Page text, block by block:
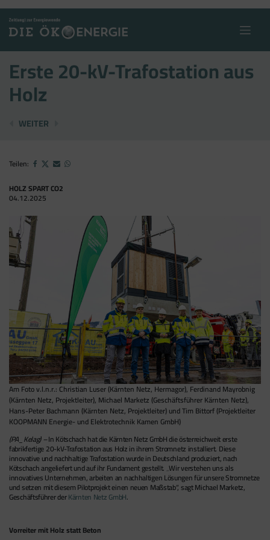
content
Erste 20-kV-Trafostation aus
Holz
ENERGIE-ENQUETE IM LANDHAUS
WEITER
Teilen:
HOLZ SPART CO2
04.12.2025
Am Foto v.l.n.r.: Christian Luser (Kärnten Netz, Hermagor), Ferdinand Mayrobnig
(Kärnten Netz, Projektleiter), Michael Marketz (Geschäftsführer Kärnten Netz),
Hans-Peter Bachmann (Kärnten Netz, Projektleiter) und Tim Bittorf (Projektleiter
KOOPMANN Energie- und Elektrotechnik Kamen GmbH)
(PA_Kelag) –In Kötschach hat die Kärnten Netz GmbH die österreichweit erste
fabrikfertige 20-kV-Trafostation aus Holz in ihrem Stromnetz installiert. Diese
innovative und nachhaltige Trafostation wurde in Deutschland produziert, nach
Kötschach angeliefert und auf ihr Fundament gestellt. „Wir verstehen uns als
innovatives Unternehmen, arbeiten an nachhaltigen Lösungen für unsere Stromnetze
und setzen mit diesem Pilotprojekt einen neuen Maßstab“, sagt Michael Marketz,
Geschäftsführer derKärnten Netz GmbH.
Vorreiter mit Holz statt Beton